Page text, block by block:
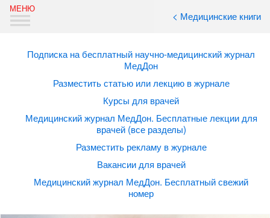
< Медицинские книги
Подписка на бесплатный научно-медицинский журнал
МедДон
Разместить статью или лекцию в журнале
Курсы для врачей
Медицинский журнал МедДон. Бесплатные лекции для
врачей (все разделы)
Разместить рекламу в журнале
Вакансии для врачей
Медицинский журнал МедДон. Бесплатный свежий
номер